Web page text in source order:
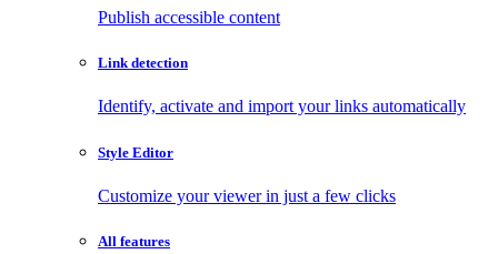
Publish accessible content
Link detection
Identify, activate and import your links automatically
Style Editor
Customize your viewer in just a few clicks
All features